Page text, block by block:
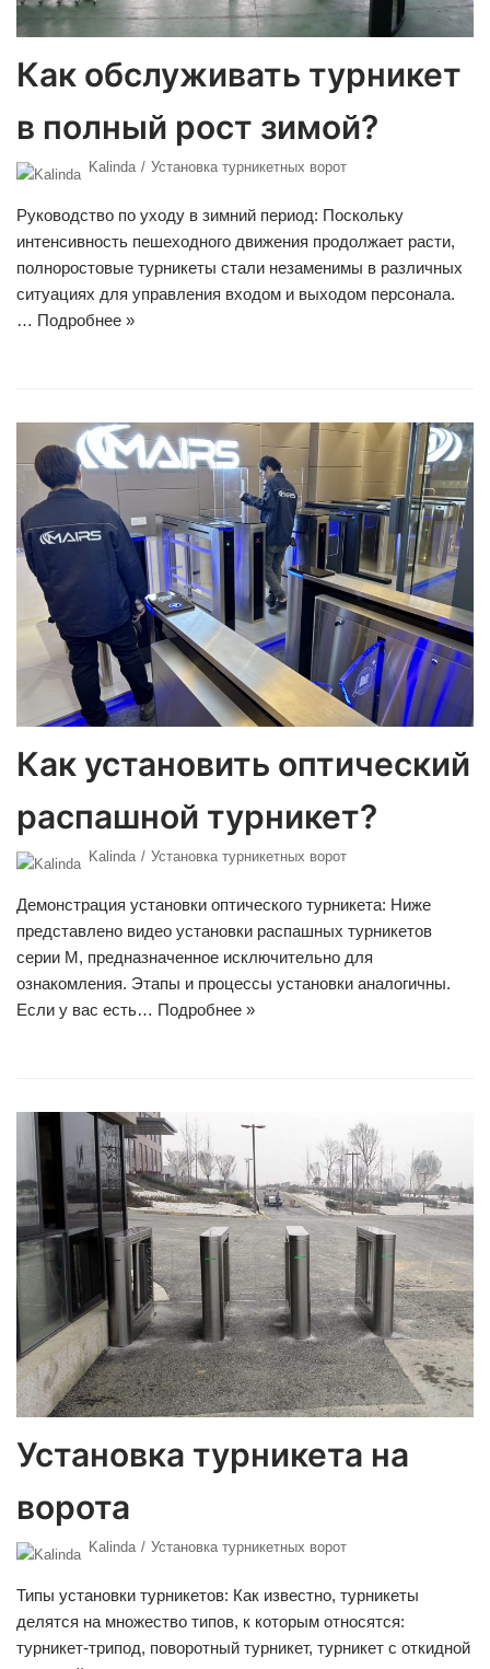
Как обслуживать турникет
в полный рост зимой?
Kalinda Установка турникетных ворот
Руководство по уходу в зимний период: Поскольку
интенсивность пешеходного движения продолжает расти,
полноростовые турникеты стали незаменимы в различных
ситуациях для управления входом и выходом персонала.
… Подробнее »
Как установить оптический
распашной турникет?
Kalinda Установка турникетных ворот
Демонстрация установки оптического турникета: Ниже
представлено видео установки распашных турникетов
серии M, предназначенное исключительно для
ознакомления. Этапы и процессы установки аналогичны.
Если у вас есть… Подробнее »
Установка турникета на
ворота
Kalinda Установка турникетных ворот
Типы установки турникетов: Как известно, турникеты
делятся на множество типов, к которым относятся:
турникет-трипод, поворотный турникет, турникет с откидной